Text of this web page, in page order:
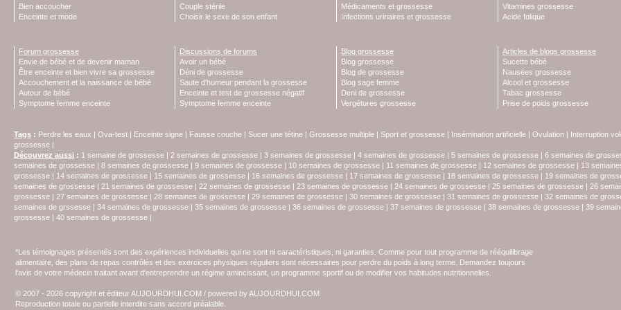
Bien accoucher
Enceinte et mode
Couple stérile
Choisir le sexe de son enfant
Médicaments et grossesse
Infections urinaires et grossesse
Vitamines grossesse
Acide folique
Forum grossesse
Envie de bébé et de devenir maman
Être enceinte et bien vivre sa grossesse
Accouchement et la naissance de bébé
Autour de bébé
Symptome femme enceinte
Discussions de forums
Avoir un bébé
Déni de grossesse
Saute d'humeur pendant la grossesse
Enceinte et test de grossesse négatif
Symptome femme enceinte
Blog grossesse
Blog grossesse
Blog de grossesse
Blog sage femme
Deni de grossesse
Vergétures grossesse
Articles de blogs grossesse
Sucette bébé
Nausées grossesse
Alcool et grossesse
Tabac grossesse
Prise de poids grossesse
Tags : Perdre les eaux | Ova-test | Enceinte signe | Fausse couche | Sucer une tétine | Grossesse multiple | Sport et grossesse | Insémination artificielle | Ovulation | Interruption
grossesse |
Découvrez aussi : 1 semaine de grossesse | 2 semaines de grossesse | 3 semaines de grossesse | 4 semaines de grossesse | 5 semaines de grossesse | 6 semaines de
semaines de grossesse | 8 semaines de grossesse | 9 semaines de grossesse | 10 semaines de grossesse | 11 semaines de grossesse | 12 semaines de grossesse | 13
grossesse | 14 semaines de grossesse | 15 semaines de grossesse | 16 semaines de grossesse | 17 semaines de grossesse | 18 semaines de grossesse | 19 semaines de
semaines de grossesse | 21 semaines de grossesse | 22 semaines de grossesse | 23 semaines de grossesse | 24 semaines de grossesse | 25 semaines de grossesse | 26
grossesse | 27 semaines de grossesse | 28 semaines de grossesse | 29 semaines de grossesse | 30 semaines de grossesse | 31 semaines de grossesse | 32 semaines de
semaines de grssesse | 34 semaines de grossesse | 35 semaines de grossesse | 36 semaines de grossesse | 37 semaines de grossesse | 38 semaines de grossesse | 39
grossesse | 40 semaines de grossesse |
*Les témoignages présentés sont des expériences individuelles qui ne sont ni caractéristiques, ni garanties. Comme pour tout programme de rééquilibrage
alimentaire, des plans de repas contrôlés et des exercices physiques réguliers sont nécessaires pour perdre du poids à long terme. Demandez toujours
l'avis de votre médecin traitant avant d'entreprendre un régime amincissant, un programme sportif ou de modifier vos habitudes nutritionnelles.
© 2007 - 2026 copyright et éditeur AUJOURDHUI.COM / powered by AUJOURDHUI.COM
Reproduction totale ou partielle interdite sans accord préalable.